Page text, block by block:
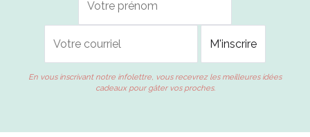
En vous inscrivant notre infolettre, vous recevrez les meilleures idées
cadeaux pour gâter vos proches.